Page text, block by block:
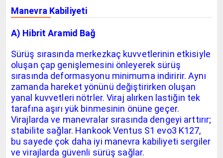
Manevra Kabiliyeti
A) Hibrit Aramid Bağ
Sürüş sırasında merkezkaç kuvvetlerinin etkisiyle
oluşan çap genişlemesini önleyerek sürüş
sırasında deformasyonu minimuma indiririr. Aynı
zamanda hareket yönünü değiştirirken oluşan
yanal kuvvetleri nötrler. Viraj alırken lastiğin tek
tarafına aşırı yük binmesinin önüne geçer.
Virajlarda ve manevralar sırasında dengeyi arttırır;
stabilite sağlar. Hankook Ventus S1 evo3 K127,
bu sayede çok daha iyi manevra kabiliyeti sergiler
ve virajlarda güvenli sürüş sağlar.